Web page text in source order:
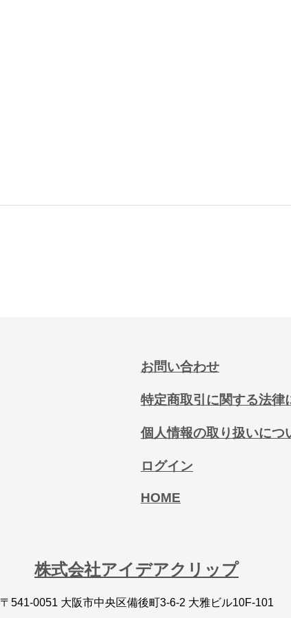
お問い合わせ
特定商取引に関する法律
個人情報の取り扱いにつ
ログイン
HOME
株式会社アイデアクリップ
〒541-0051 大阪市中央区備後町3-6-2 大雅ビル10F-101